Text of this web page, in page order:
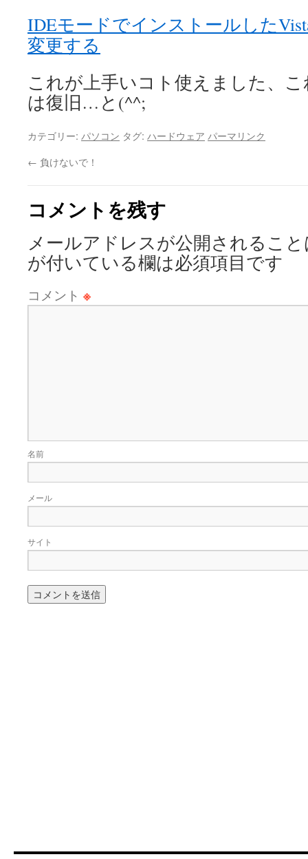
IDEモードでインストールした
変更する
これが上手いコト使えました、
は復旧…と(^^;
カテゴリー: パソコン タグ: ハードウェア パーマリンク
← 負けないで！
コメントを残す
メールアドレスが公開されるこ
が付いている欄は必須項目です
コメント ※
名前
メール
サイト